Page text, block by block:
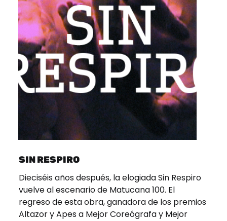
SIN RESPIRO
Dieciséis años después, la elogiada Sin Respiro
vuelve al escenario de Matucana 100. El
regreso de esta obra, ganadora de los premios
Altazor y Apes a Mejor Coreógrafa y Mejor